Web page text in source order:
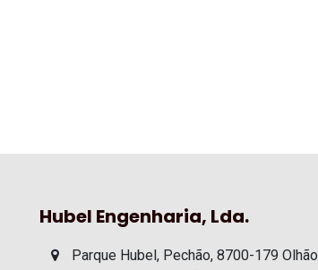
Hubel Engenharia, Lda.
Parque Hubel, Pechão, 8700-179 Olhão